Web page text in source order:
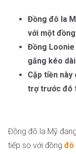
Đồng đô la
với một đồng
Đồng Loonie
gắng kéo
Cặp tiền
trợ trước đó
Đồng đô la Mỹ
tiếp so với đồng đô